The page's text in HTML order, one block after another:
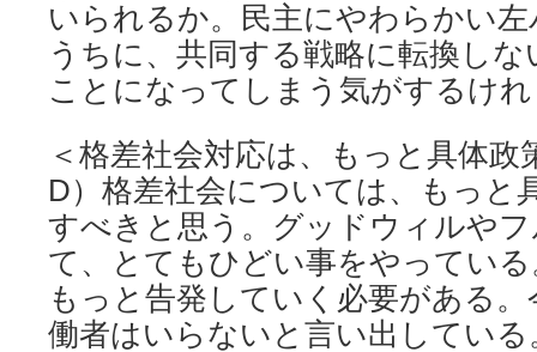
いられるか。民主にやわらかい
うちに、共同する戦略に転換し
ことになってしまう気がするけ
＜格差社会対応は、もっと具体政
D）格差社会については、もっと
すべきと思う。グッドウィルや
て、とてもひどい事をやってい
もっと告発していく必要がある
働者はいらないと言い出してい